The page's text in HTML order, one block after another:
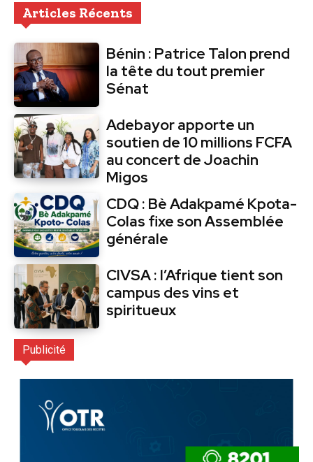
Articles Récents
Bénin : Patrice Talon prend
la tête du tout premier
Sénat
Adebayor apporte un
soutien de 10 millions FCFA
au concert de Joachin
Migos
CDQ : Bè Adakpamé Kpota-
Colas fixe son Assemblée
générale
CIVSA : l’Afrique tient son
campus des vins et
spiritueux
Publicité